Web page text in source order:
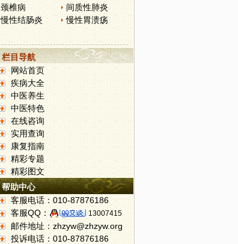
颈椎病
间质性肺炎
慢性结肠炎
慢性胃溃疡
栏目导航
网站首页
疾病大全
中医养生
中医特色
在线咨询
实用查询
康复指南
精彩专题
精彩图文
帮助中心
客服电话：010-87876186
客服QQ：
13007415
邮件地址：zhzyw@zhzyw.org
投诉电话：010-87876186